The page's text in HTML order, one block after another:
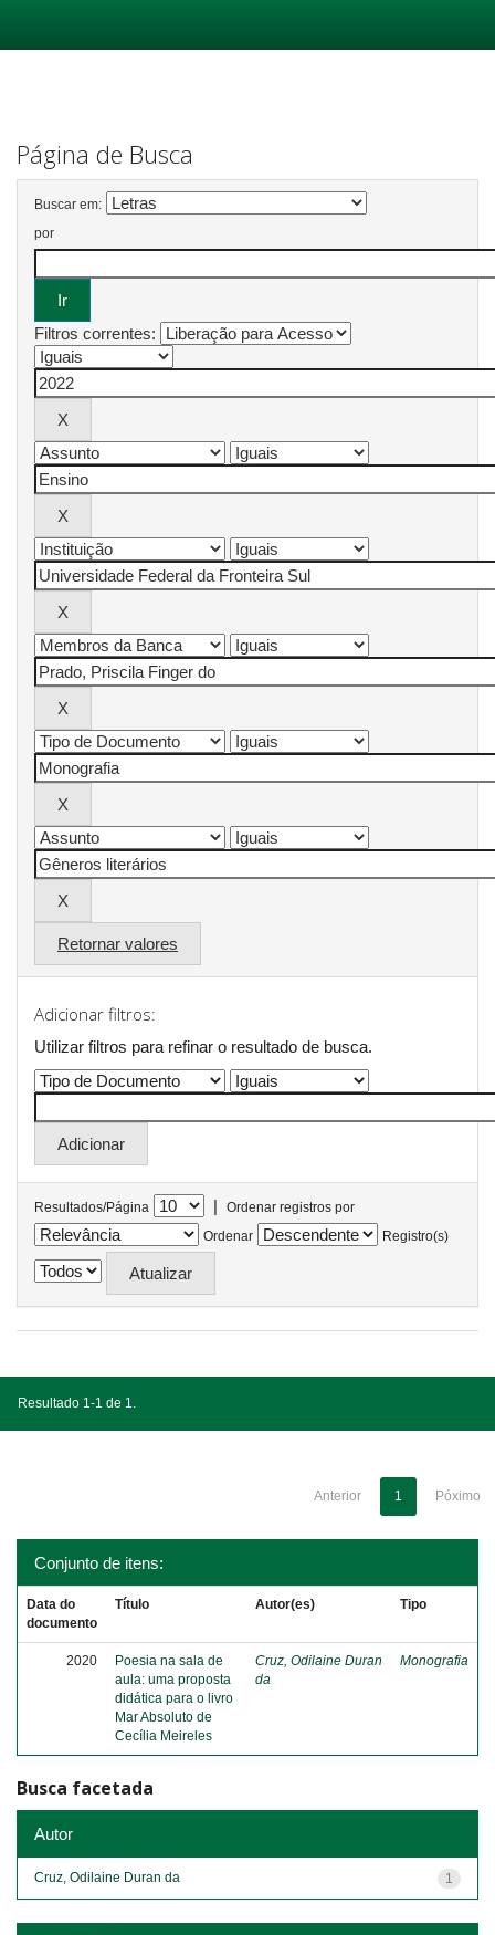
Página de Busca
Buscar em:
por
Filtros correntes:
Retornar valores
Adicionar filtros:
Utilizar filtros para refinar o resultado de busca.
Resultados/Página |
Ordenar registros por
Ordenar
Registro(s)
Resultado 1-1 de 1.
Anterior 1 Póximo
Conjunto de itens:
Data do
documento
Título Autor(es) Tipo
2020
Poesia na sala de
aula: uma proposta
didática para o livro
Mar Absoluto de
Cecília Meireles
Cruz, Odilaine Duran
da
Monografia
Busca facetada
Autor
1
Cruz, Odilaine Duran da